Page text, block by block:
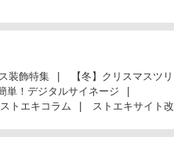
装飾特集
【冬】クリスマスツ
単！デジタルサイネージ
ストエキコラム ストエキサイト